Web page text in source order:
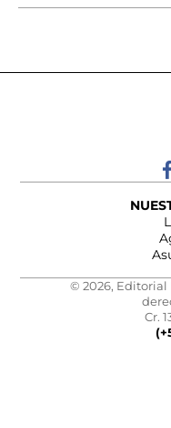
© 2026, Editorial
Cr.